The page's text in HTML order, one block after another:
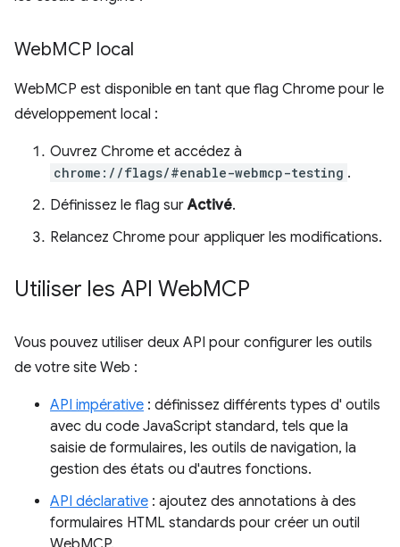
WebMCP local
WebMCP est disponible en tant que flag Chrome pour le
développement local :
Ouvrez Chrome et accédez à
chrome://flags/#enable-webmcp-testing .
Définissez le flag surActivé.
Relancez Chrome pour appliquer les modifications.
Utiliser les API WebMCP
Vous pouvez utiliser deux API pour configurer les outils
de votre site Web :
API impérative : définissez différents types d' outils
avec du code JavaScript standard, tels que la
saisie de formulaires, les outils de navigation, la
gestion des états ou d'autres fonctions.
API déclarative : ajoutez des annotations à des
formulaires HTML standards pour créer un outil